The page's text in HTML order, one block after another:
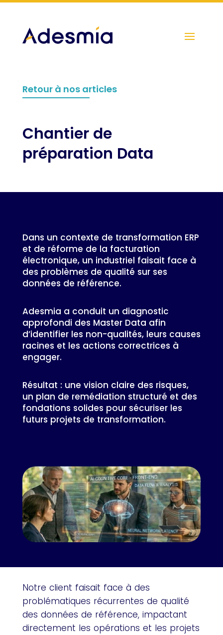
Retour à nos articles
Chantier de
préparation Data
Dans un contexte de transformation ERP
et de réforme de la facturation
électronique, un industriel faisait face à
des problèmes de qualité sur ses
données de référence.
Adesmia a conduit un diagnostic
approfondi des Master Data afin
d’identifier les non-qualités, leurs causes
racines et les actions correctrices à
engager.
Résultat : une vision claire des risques,
un plan de remédiation structuré et des
fondations solides pour sécuriser les
futurs projets de transformation.
Notre client faisait face à des
problématiques récurrentes de qualité
des données de référence, impactant
directement les opérations et les projets